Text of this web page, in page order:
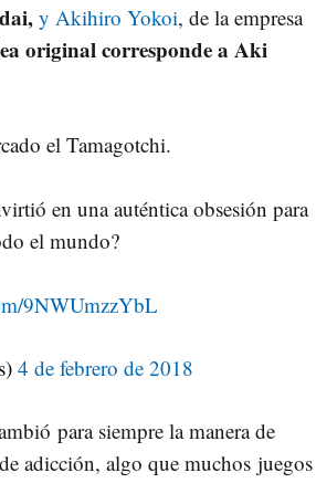
y Akihiro Yokoi, de la empresa
original corresponde a Aki
el Tamagotchi.
en una auténtica obsesión para
el mundo?
9NWUmzzYbL
4 de febrero de 2018
para siempre la manera de
adicción, algo que muchos juegos